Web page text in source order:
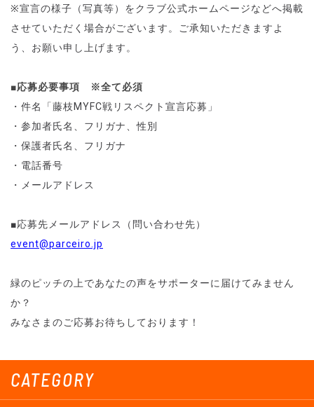
CATEGORY
※宣言の様子（写真等）をクラブ公式ホームページなどへ掲載
させていただく場合がございます。ご承知いただきますよ
う、お願い申し上げます。
■応募必要事項 ※全て必須
・件名「藤枝MYFC戦 リスペクト宣言応募」
・参加者氏名、フリガナ、性別
・保護者氏名、フリガナ
・電話番号
・メールアドレス
■応募先メールアドレス（問い合わせ先）
event@parceiro.jp
緑のピッチの上であなたの声をサポーターに届けてみません
か？
みなさまのご応募お待ちしております！